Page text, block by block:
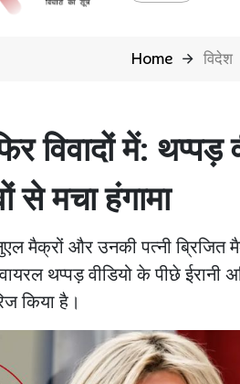
Home विदेश
विवादों में:
से मचा हंगामा
मैक्रों और उनकी पत्नी ब्रिजित
थप्पड़ वीडियो के पीछे ईरानी
किया है।